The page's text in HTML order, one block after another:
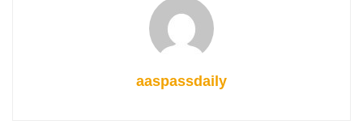
aaspassdaily